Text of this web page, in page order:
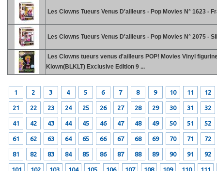
Les Clowns Tueurs Venus D'ailleurs - Pop Movies N° 1623 -
Les Clowns Tueurs Venus D'ailleurs - Pop Movies N° 2075 -
Les Clowns tueurs venus d'ailleurs POP! Movies Vinyl
Klown(BLKLT) Exclusive Edition 9 ...
1 2 3 4 5 6 7 8 9 10 11 12
21 22 23 24 25 26 27 28 29 30 31 32
41 42 43 44 45 46 47 48 49 50 51 52
61 62 63 64 65 66 67 68 69 70 71 72
81 82 83 84 85 86 87 88 89 90 91 92
101 102 103 104 105 106 107 108 109 110 111